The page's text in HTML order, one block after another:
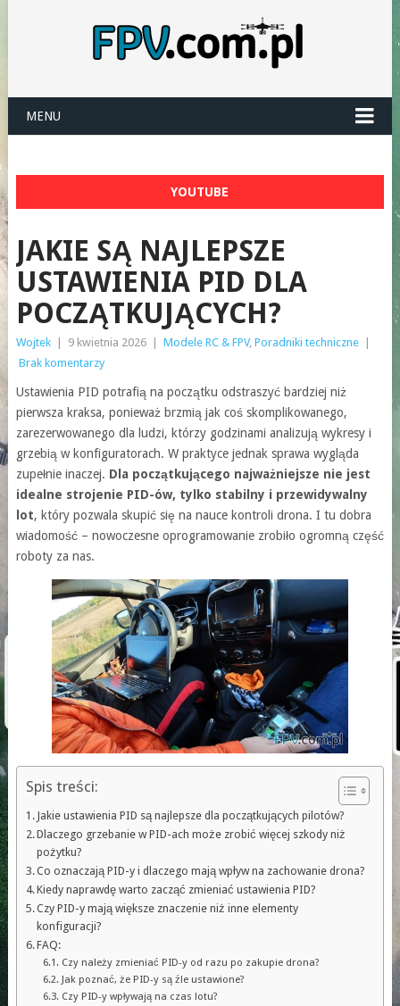
MENU
YOUTUBE
JAKIE SĄ NAJLEPSZE
USTAWIENIA PID DLA
POCZĄTKUJĄCYCH?
Wojtek 9 kwietnia 2026 Modele RC & FPV, Poradniki techniczne
Brak komentarzy
Ustawienia PID potrafią na początku odstraszyć bardziej niż
pierwsza kraksa, ponieważ brzmią jak coś skomplikowanego,
zarezerwowanego dla ludzi, którzy godzinami analizują wykresy i
grzebią w konfiguratorach. W praktyce jednak sprawa wygląda
zupełnie inaczej. Dla początkującego najważniejsze nie jest
idealne strojenie PID-ów, tylko stabilny i przewidywalny
lot, który pozwala skupić się na nauce kontroli drona. I tu dobra
wiadomość – nowoczesne oprogramowanie zrobiło ogromną część
roboty za nas.
Spis treści:
Jakie ustawienia PID są najlepsze dla początkujących pilotów?
Dlaczego grzebanie w PID-ach może zrobić więcej szkody niż
pożytku?
Co oznaczają PID-y i dlaczego mają wpływ na zachowanie drona?
Kiedy naprawdę warto zacząć zmieniać ustawienia PID?
Czy PID-y mają większe znaczenie niż inne elementy
konfiguracji?
FAQ:
Czy należy zmieniać PID-y od razu po zakupie drona?
Jak poznać, że PID-y są źle ustawione?
Czy PID-y wpływają na czas lotu?